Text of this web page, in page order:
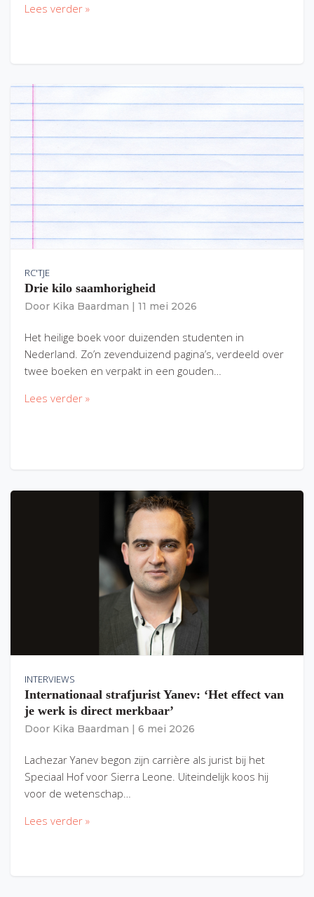
Lees verder »
RC'TJE
Drie kilo saamhorigheid
Door Kika Baardman 11 mei 2026
Het heilige boek voor duizenden studenten in
Nederland. Zo’n zevenduizend pagina’s, verdeeld over
twee boeken en verpakt in een gouden…
Lees verder »
INTERVIEWS
Internationaal strafjurist Yanev: ‘Het effect van
je werk is direct merkbaar’
Door Kika Baardman 6 mei 2026
Lachezar Yanev begon zijn carrière als jurist bij het
Speciaal Hof voor Sierra Leone. Uiteindelijk koos hij
voor de wetenschap…
Lees verder »